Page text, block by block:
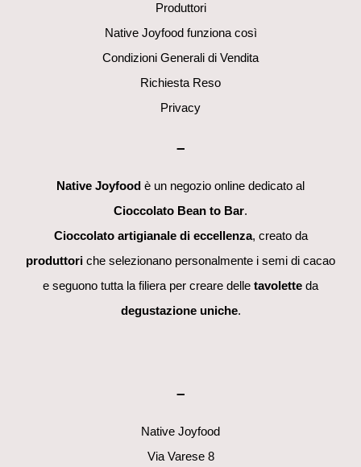
Produttori
Native Joyfood funziona così
Condizioni Generali di Vendita
Richiesta Reso
Privacy
–
Native Joyfood è un negozio online dedicato al
Cioccolato Bean to Bar.
Cioccolato artigianale di eccellenza, creato da
produttori che selezionano personalmente i semi di cacao
e seguono tutta la filiera per creare delle tavolette da
degustazione uniche.
–
Native Joyfood
Via Varese 8